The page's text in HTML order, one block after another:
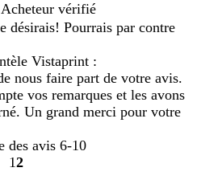
Acheteur vérifié
désirais! Pourrais par contre
Vistaprint :
nous faire part de votre avis.
vos remarques et les avons
Un grand merci pour votre
des avis 6-10
Accéder
1 Accéder
2